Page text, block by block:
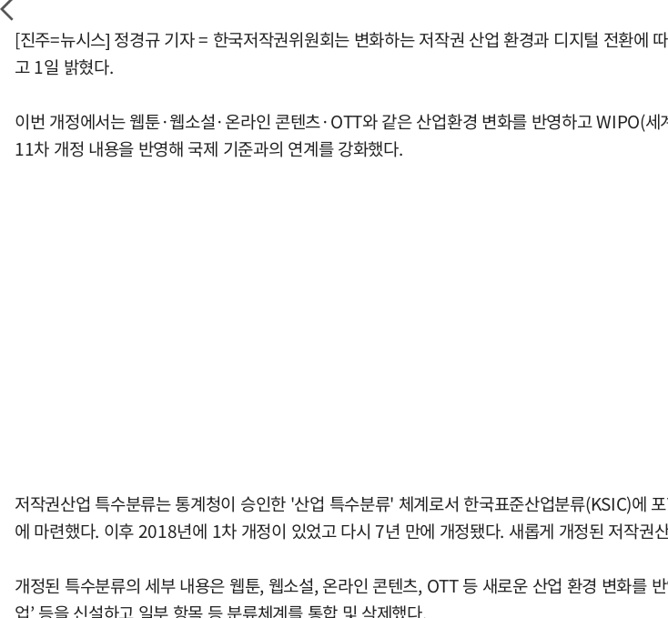
[진주=뉴시스] 정경규 기자 = 한국저작권위원회는 변화하는 저작권 산업 환경과 디지털 전환에
고 1일 밝혔다.
이번 개정에서는 웹툰·웹소설·온라인 콘텐츠·OTT와 같은 산업환경 변화를 반영하고 WIPO(
11차 개정 내용을 반영해 국제 기준과의 연계를 강화했다.
저작권산업 특수분류는 통계청이 승인한 '산업 특수분류' 체계로서 한국표준산업분류(KSIC)에
에 마련했다. 이후 2018년에 1차 개정이 있었고 다시 7년 만에 개정됐다. 새롭게 개정된 저작
개정된 특수분류의 세부 내용은 웹툰, 웹소설, 온라인 콘텐츠, OTT 등 새로운 산업 환경 변화를
업’ 등을 신설하고 일부 항목 등 분류체계를 통합 및 삭제했다.